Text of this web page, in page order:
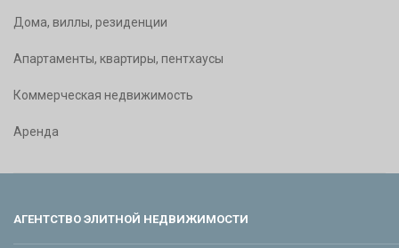
Дома, виллы, резиденции
Апартаменты, квартиры, пентхаусы
Коммерческая недвижимость
Аренда
АГЕНТСТВО ЭЛИТНОЙ НЕДВИЖИМОСТИ